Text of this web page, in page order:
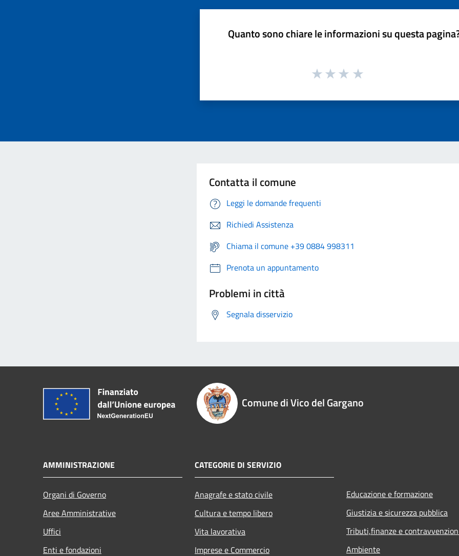
Quanto sono chiare le informazioni su questa
Contatta il comune
Leggi le domande frequenti
Richiedi Assistenza
Chiama il comune +39 0884 998311
Prenota un appuntamento
Problemi in città
Segnala disservizio
Comune di Vico del Gargano
AMMINISTRAZIONE
Organi di Governo
Aree Amministrative
Uffici
Enti e fondazioni
CATEGORIE DI SERVIZIO
Anagrafe e stato civile
Cultura e tempo libero
Vita lavorativa
Imprese e Commercio
Educazione e formazione
Giustizia e sicurezza pubblica
Tributi,finanze e
Ambiente